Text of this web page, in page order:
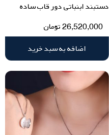
دستبند ابنباتی دور قاب ساده
26,520,000تومان
اضافه به سبد خرید